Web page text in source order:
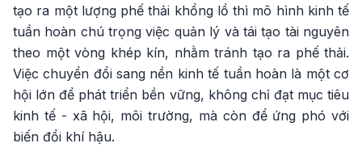
tạo ra một lượng phế thải khổng lồ thì mô hình kinh tế
tuần hoàn chú trọng việc quản lý và tái tạo tài nguyên
theo một vòng khép kín, nhằm tránh tạo ra phế thải.
Việc chuyển đổi sang nền kinh tế tuần hoàn là một cơ
hội lớn để phát triển bền vững, không chỉ đạt mục tiêu
kinh tế - xã hội, môi trường, mà còn để ứng phó với
biến đổi khí hậu.